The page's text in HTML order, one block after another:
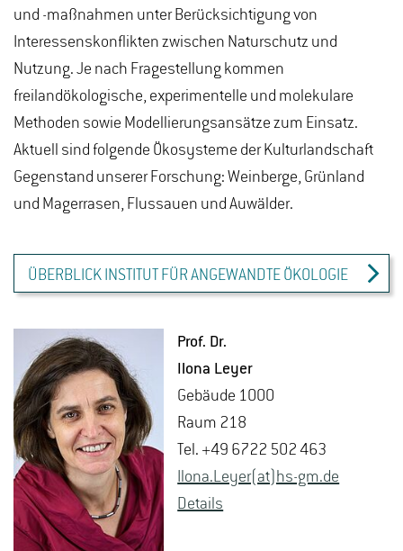
und -maßnahmen unter Berücksichtigung von
Interessenskonflikten zwischen Naturschutz und
Nutzung. Je nach Fragestellung kommen
freilandökologische, experimentelle und molekulare
Methoden sowie Modellierungsansätze zum Einsatz.
Aktuell sind folgende Ökosysteme der Kulturlandschaft
Gegenstand unserer Forschung: Weinberge, Grünland
und Magerrasen, Flussauen und Auwälder.
ÜBERBLICK INSTITUT FÜR ANGEWANDTE ÖKOLOGIE
Prof. Dr.
Ilona Leyer
Ge­bäu­de 1000
Raum 218
Tel. +49 6722 502 463
Ilona.​Leyer(at)hs-​gm.​de
De­tails